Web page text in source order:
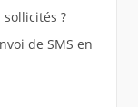
?
de SMS en